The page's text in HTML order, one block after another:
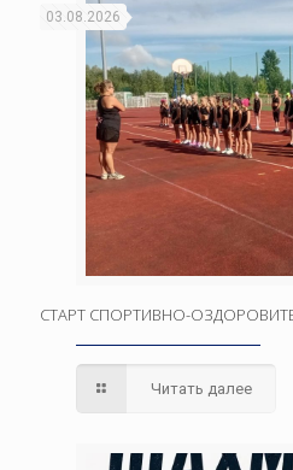
03.08.2026
СТАРТ СПОРТИВНО-
Читать далее